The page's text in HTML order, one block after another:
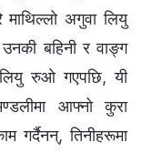
माथिल्लो अगुवा लियु
बहिनी र वाङ्ग
रुओ गएपछि, यी
आफ्नो कुरा
गर्दैनन्, तिनीहरूमा